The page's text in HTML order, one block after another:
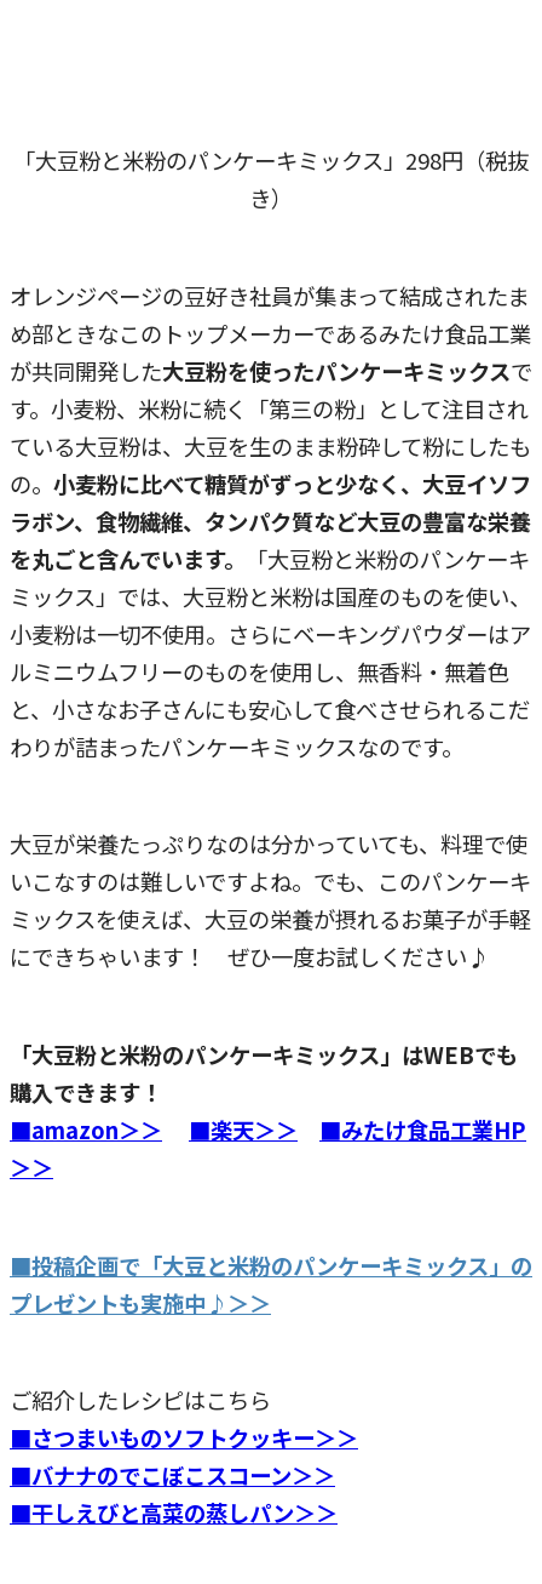
「大豆粉と米粉のパンケーキミックス」298円（税抜
き）
オレンジページの豆好き社員が集まって結成されたま
め部ときなこのトップメーカーであるみたけ食品工業
が共同開発した大豆粉を使ったパンケーキミックスで
す。小麦粉、米粉に続く「第三の粉」として注目され
ている大豆粉は、大豆を生のまま粉砕して粉にしたも
の。 小麦粉に比べて糖質がずっと少なく、大豆イソフ
ラボン、食物繊維、タンパク質など大豆の豊富な栄養
を丸ごと含んでいます。
「大豆粉と米粉のパンケーキ
ミックス」では、大豆粉と米粉は国産のものを使い、
小麦粉は一切不使用。さらにベーキングパウダーはア
ルミニウムフリーのものを使用し、無香料・無着色
と、小さなお子さんにも安心して食べさせられるこだ
わりが詰まったパンケーキミックスなのです。
大豆が栄養たっぷりなのは分かっていても、料理で使
いこなすのは難しいですよね。でも、このパンケーキ
ミックスを使えば、大豆の栄養が摂れるお菓子が手軽
にできちゃいます！ ぜひ一度お試しください♪
「大豆粉と米粉のパンケーキミックス」はWEBでも
購入できます！
■amazon＞＞
■楽天＞＞
■みたけ食品工業HP
＞＞
■投稿企画で「大豆と米粉のパンケーキミックス」の
プレゼントも実施中♪＞＞
ご紹介したレシピはこちら
■さつまいものソフトクッキー＞＞
■バナナのでこぼこスコーン＞＞
■干しえびと高菜の蒸しパン＞＞